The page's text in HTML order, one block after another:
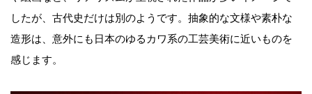
したが、古代史だけは別のようです。抽象的な文様や素朴な
造形は、意外にも日本のゆるカワ系の工芸美術に近いものを
感じます。